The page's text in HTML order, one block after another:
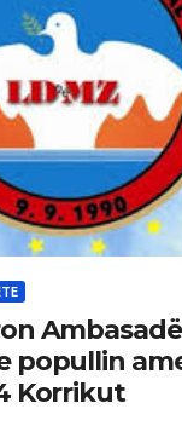
popullin
Korrikut